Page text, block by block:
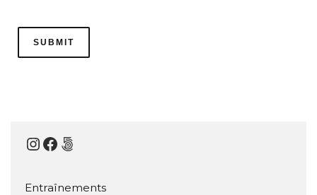
Instagram
Facebook
500px
Entraînements